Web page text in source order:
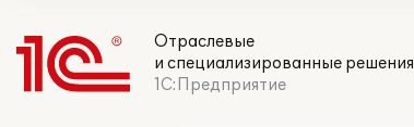
Отраслевые
и специализированные решения
1С:Предприятие